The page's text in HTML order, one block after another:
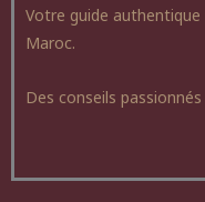
Votre guide
Maroc.
Des conseils